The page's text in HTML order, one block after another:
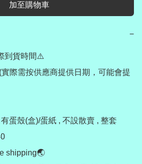
加至購物車
−
到貨時間⚠️
際需按供應商提供日期，可能會提
蛋殼(盒)/蛋紙 , 不設散賣 , 整套
shipping🌏